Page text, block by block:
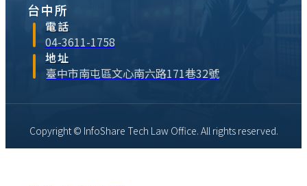
台中所
電話
04-3611-1758
地址
臺中市南屯區文心南六路171巷32號
Copyright © InfoShare Tech Law Office. All rights reserved.